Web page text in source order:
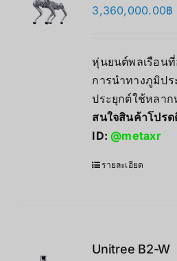
3,360,000.00฿
หุ่นยนต์พลเรือน
การนำทางภูมิป
ประยุกต์ใช้หลา
สนใจสินค้าโปร
ID:@metaxr
รายละเอียด
Unitree B2-W